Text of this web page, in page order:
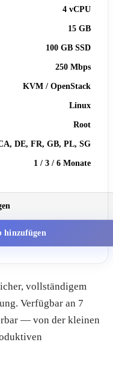
4 vCPU
15 GB
100 GB SSD
250 Mbps
KVM / OpenStack
Linux
Root
DE, FR, GB, PL, SG
1 / 3 / 6 Monate
hinzufügen
vollständigem
Verfügbar an 7
— von der kleinen